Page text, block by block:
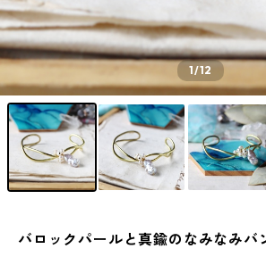
1/12
バロックパールと真鍮のなみなみバ